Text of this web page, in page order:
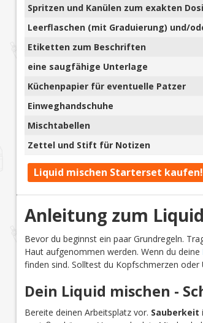
Spritzen und Kanülen zum exakten
Leerflaschen (mit Graduierung) und/
Etiketten zum Beschriften
eine saugfähige Unterlage
Küchenpapier für eventuelle Patzer
Einweghandschuhe
Mischtabellen
Zettel und Stift für Notizen
Liquid mischen Starterset kaufen!
Anleitung zum
Bevor du beginnst ein paar Grundregeln.
Haut aufgenommen werden. Wenn du deine
finden sind. Solltest du Kopfschmerzen
Dein Liquid mischen -
Bereite deinen Arbeitsplatz vor. Sauberkeit